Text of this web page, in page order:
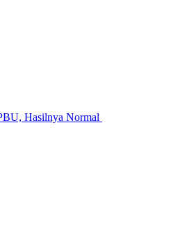
Hasilnya Normal